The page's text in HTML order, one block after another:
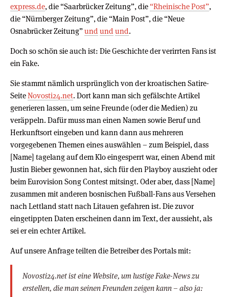
express.de, die “Saarbrücker Zeitung”, die “Rheinische Post”,
die “Nürnberger Zeitung”, die “Main Post”, die “Neue
Osnabrücker Zeitung”und und und.
Doch so schön sie auch ist: Die Geschichte der verirrten Fans ist
ein Fake.
Sie stammt nämlich ursprünglich von der kroatischen Satire-
SeiteNovosti24.net. Dort kann man sich gefälschte Artikel
generieren lassen, um seine Freunde (oder die Medien) zu
veräppeln. Dafür muss man einen Namen sowie Beruf und
Herkunftsort eingeben und kann dann aus mehreren
vorgegebenen Themen eines auswählen – zum Beispiel, dass
[Name] tagelang auf dem Klo eingesperrt war, einen Abend mit
Justin Bieber gewonnen hat, sich für den Playboy auszieht oder
beim Eurovision Song Contest mitsingt. Oder aber, dass [Name]
zusammen mit anderen bosnischen Fußball-Fans aus Versehen
nach Lettland statt nach Litauen gefahren ist. Die zuvor
eingetippten Daten erscheinen dann im Text, der aussieht, als
sei er ein echter Artikel.
Auf unsere Anfrage teilten die Betreiber des Portals mit:
Novosti24.net ist eine Website, um lustige Fake-News zu
erstellen, die man seinen Freunden zeigen kann – also ja: